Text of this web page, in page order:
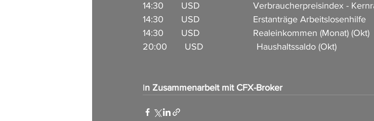
14:30       USD                     Verbraucherpreisindex -
14:30       USD                     Erstanträge Arbeitslosenhilfe
14:30       USD                     Realeinkommen (Monat) (Okt)
20:00       USD                     Haushaltssaldo (Okt)
In Zusammenarbeit mit CFX-Broker